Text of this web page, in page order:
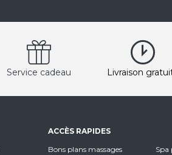
Service cadeau Livraison
ACCÈS RAPIDES
Bons plans massages